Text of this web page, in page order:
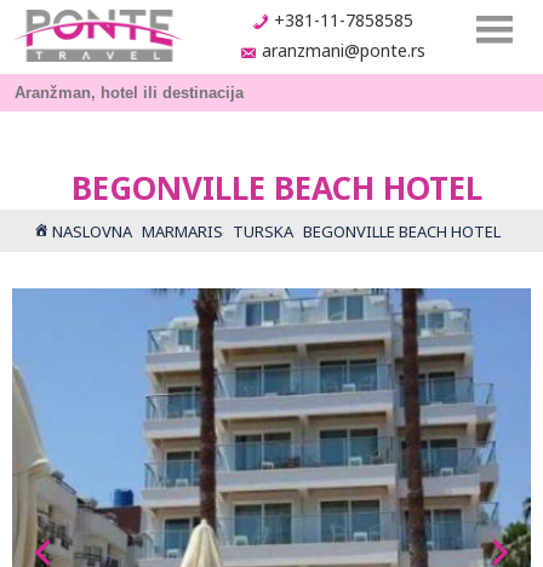
+381-11-7858585
aranzmani@ponte.rs
BEGONVILLE BEACH HOTEL
NASLOVNA MARMARIS TURSKA BEGONVILLE BEACH HOTEL